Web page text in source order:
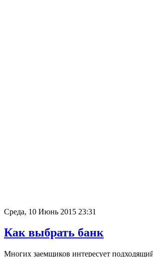
Среда, 10 Июнь 2015 23:31
Как выбрать банк
Многих заемщиков интересует